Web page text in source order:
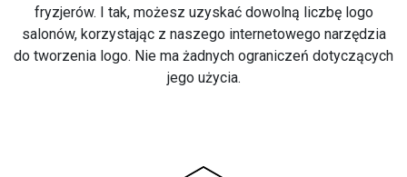
fryzjerów. I tak, możesz uzyskać dowolną liczbę logo
salonów, korzystając z naszego internetowego narzędzia
do tworzenia logo. Nie ma żadnych ograniczeń dotyczących
jego użycia.